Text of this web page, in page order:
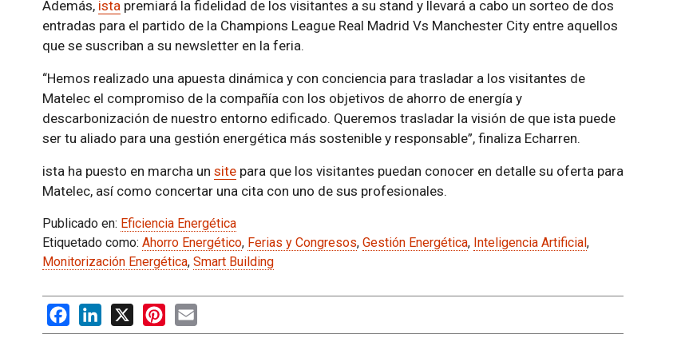
Además, ista premiará la fidelidad de los visitantes a su stand y llevará a cabo un sorteo de dos
entradas para el partido de la Champions League Real Madrid Vs Manchester City entre aquellos
que se suscriban a su newsletter en la feria.
“Hemos realizado una apuesta dinámica y con conciencia para trasladar a los visitantes de
Matelec el compromiso de la compañía con los objetivos de ahorro de energía y
descarbonización de nuestro entorno edificado. Queremos trasladar la visión de que ista puede
ser tu aliado para una gestión energética más sostenible y responsable”, finaliza Echarren.
ista ha puesto en marcha un sitepara que los visitantes puedan conocer en detalle su oferta para
Matelec, así como concertar una cita con uno de sus profesionales.
Publicado en: Eficiencia Energética
Etiquetado como: Ahorro Energético, Ferias y Congresos, Gestión Energética, Inteligencia Artificial,
Monitorización Energética, Smart Building
FacebookLinkedIn
X PinterestEmail